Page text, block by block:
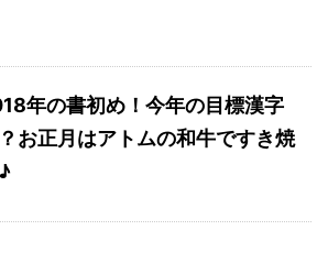
年の書初め！今年の目標漢字
お正月はアトムの和牛ですき焼